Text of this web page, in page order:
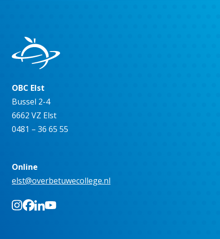
OBC Elst
Bussel 2-4
6662 VZ Elst
0481 – 36 65 55
Online
elst@overbetuwecollege.nl